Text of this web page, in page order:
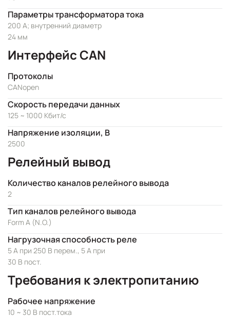
Параметры трансформатора тока
200 А; внутренний диаметр
24 мм
Интерфейс CAN
Протоколы
CANopen
Скорость передачи данных
125 ~ 1000 Кбит/с
Напряжение изоляции, В
2500
Релейный вывод
Количество каналов релейного вывода
2
Тип каналов релейного вывода
Form A (N.O.)
Нагрузочная способность реле
5 А при 250 В перем., 5 А при
30 В пост.
Требования к электропитанию
Рабочее напряжение
10 ~ 30 В пост.тока